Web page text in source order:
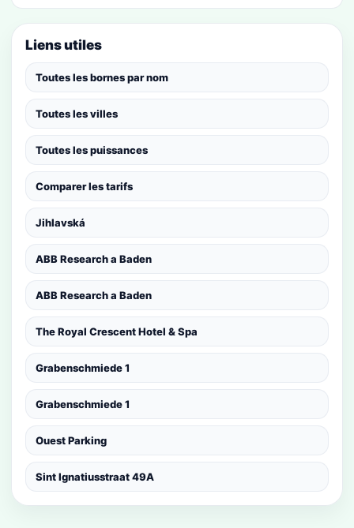
Liens utiles
Toutes les bornes par nom
Toutes les villes
Toutes les puissances
Comparer les tarifs
Jihlavská
ABB Research a Baden
ABB Research a Baden
The Royal Crescent Hotel & Spa
Grabenschmiede 1
Grabenschmiede 1
Ouest Parking
Sint Ignatiusstraat 49A